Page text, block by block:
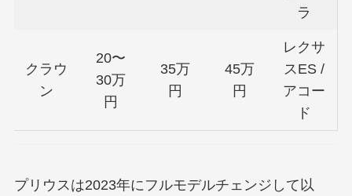
ラ
クラウ
ン
20〜
30万
円
35万
円
45万
円
レクサ
スES /
アコー
ド
プリウスは2023年にフルモデルチェンジして以